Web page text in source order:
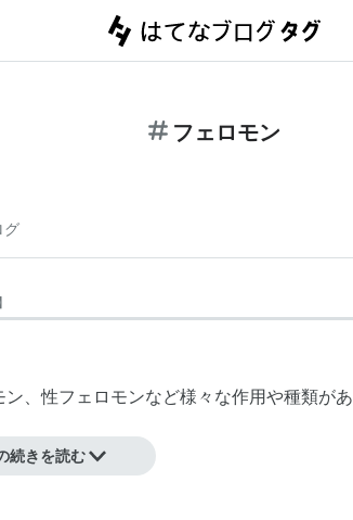
フェロモン
グ
、性フェロモンなど様々な作用や種類があ
続きを読む